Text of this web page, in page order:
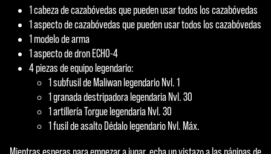
1 cabeza de cazabóvedas que pueden usar todos los cazabóvedas
1 aspecto de cazabóvedas que pueden usar todos los cazabóvedas
1 modelo de arma
1 aspecto de dron ECHO-4
4 piezas de equipo legendario:
1 subfusil de Maliwan legendario Nvl. 1
1 granada destripadora legendaria Nvl. 30
1 artillería Torgue legendaria Nvl. 30
1 fusil de asalto Dédalo legendario Nvl. Máx.